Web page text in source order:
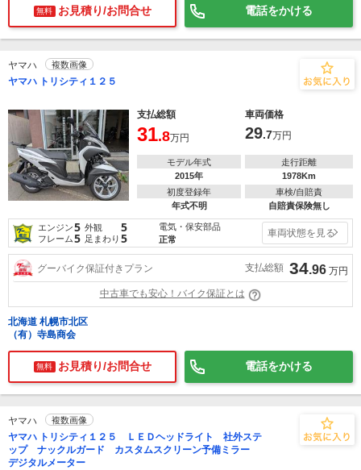
無料 お見積り/お問合せ 電話をかける
ヤマハ 複数画像
ヤマハ トリシティ１２５
支払総額 車両価格
31.8万円 29.7万円
モデル年式
2015年
走行距離
1978Km
初度登録年
年式不明
車検/自賠責
自賠責保険無し
エンジン5 外観 5
フレーム5 足まわり 5
電気・保安部品
正常
車両状態を見る
グーバイク保証付きプラン 支払総額 34.96 万円
中古車でも安心！バイク保証とは
北海道 札幌市北区
（有）寺島商会
無料 お見積り/お問合せ 電話をかける
ヤマハ 複数画像
ヤマハ トリシティ１２５ ＬＥＤヘッドライト 社外ステ
ップ ナックルガード カスタムスクリーン予備ミラー
デジタルメーター